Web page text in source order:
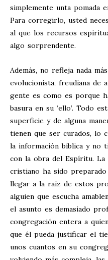
simplemente unta pomada
Para corregirlo, usted
al que los recursos
algo sorprendente.
Además, no refleja nada
evolucionista, freudiana de
gente es como es porque
basura en su ‘ello’. Todo
superficie y de alguna
tienen que ser curados, lo
la información bíblica y no
con la obra del Espíritu. La
cristiano ha sido
llegar a la raíz de estos
alguien que escucha
el asunto es demasiado
congregación entera a
que él pueda justificar el
unos cuantos en su